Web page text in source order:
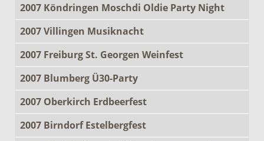
2007 Köndringen Moschdi Oldie Party Night
2007 Villingen Musiknacht
2007 Freiburg St. Georgen Weinfest
2007 Blumberg Ü30-Party
2007 Oberkirch Erdbeerfest
2007 Birndorf Estelbergfest